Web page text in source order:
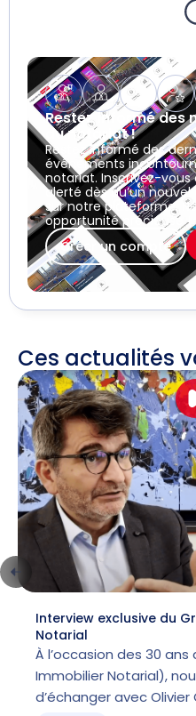
Restez informé des
du notariat !
Restez informé des
événements
notariat. Inscrivez-
alerté dès qu’un
sur notre plateforme.
opportunité précieuse !
Créer un compte
Ces actualités
Interview exclusive du
Notarial
À l’occasion des 30
Immobilier Notarial),
d’échanger avec Olivier